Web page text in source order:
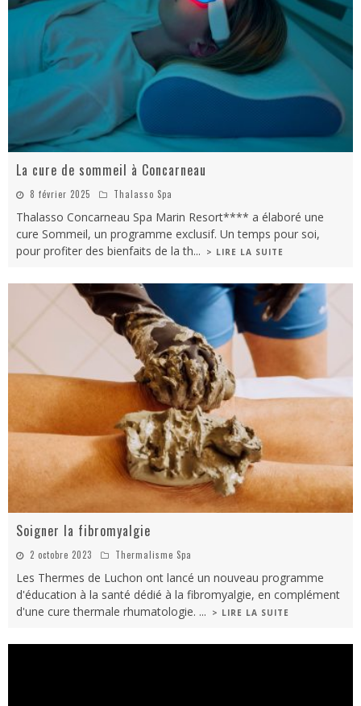
La cure de sommeil à Concarneau
8 février 2025 Thalasso Spa
Thalasso Concarneau Spa Marin Resort**** a élaboré une
cure Sommeil, un programme exclusif. Un temps pour soi,
pour profiter des bienfaits de la th... > LIRE LA SUITE
Soigner la fibromyalgie
2 octobre 2023 Thermalisme Spa
Les Thermes de Luchon ont lancé un nouveau programme
d'éducation à la santé dédié à la fibromyalgie, en complément
d'une cure thermale rhumatologie. ... > LIRE LA SUITE